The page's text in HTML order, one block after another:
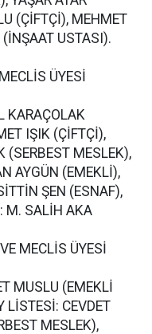
(ÇİFTÇİ), MEHMET
USTASI).
ÜYESİ
KARAÇOLAK
IŞIK (ÇİFTÇİ),
(SERBEST MESLEK),
AYGÜN (EMEKLİ),
ŞEN (ESNAF),
M. SALİH AKA
MECLİS ÜYESİ
MUSLU (EMEKLİ
LİSTESİ: CEVDET
MESLEK),